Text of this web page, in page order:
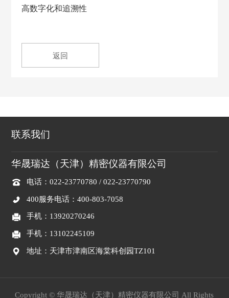
高数字化和追溯性
返回
联系我们
华晟瑞达（天津）精密仪器有限公司
电话：022-23770780 / 022-23770790
400服务电话：400-803-7058
手机：13920270246
手机：13102245109
地址：天津市津南区海棠科创园TZ101
Copyright © 华晟瑞达（天津）精密仪器有限公司 All Rights